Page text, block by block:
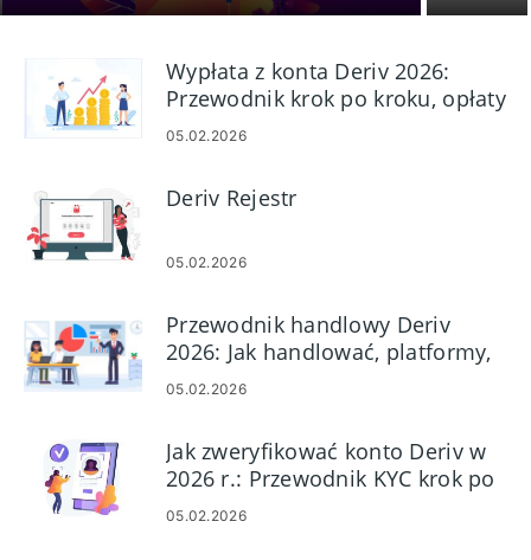
Wypłata z konta Deriv 2026:
Przewodnik krok po kroku, opłaty
i czas przetwarzania
05.02.2026
Deriv Rejestr
05.02.2026
Przewodnik handlowy Deriv
2026: Jak handlować, platformy,
strategie i zarządzanie ryzykiem
05.02.2026
Jak zweryfikować konto Deriv w
2026 r.: Przewodnik KYC krok po
kroku, dokumenty i czas
05.02.2026